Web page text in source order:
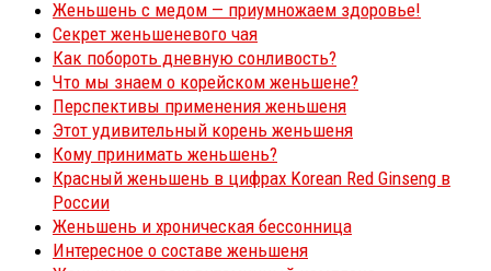
Женьшень с медом — приумножаем здоровье!
Секрет женьшеневого чая
Как побороть дневную сонливость?
Что мы знаем о корейском женьшене?
Перспективы применения женьшеня
Этот удивительный корень женьшеня
Кому принимать женьшень?
Красный женьшень в цифрах Korean Red Ginseng в
России
Женьшень и хроническая бессонница
Интересное о составе женьшеня